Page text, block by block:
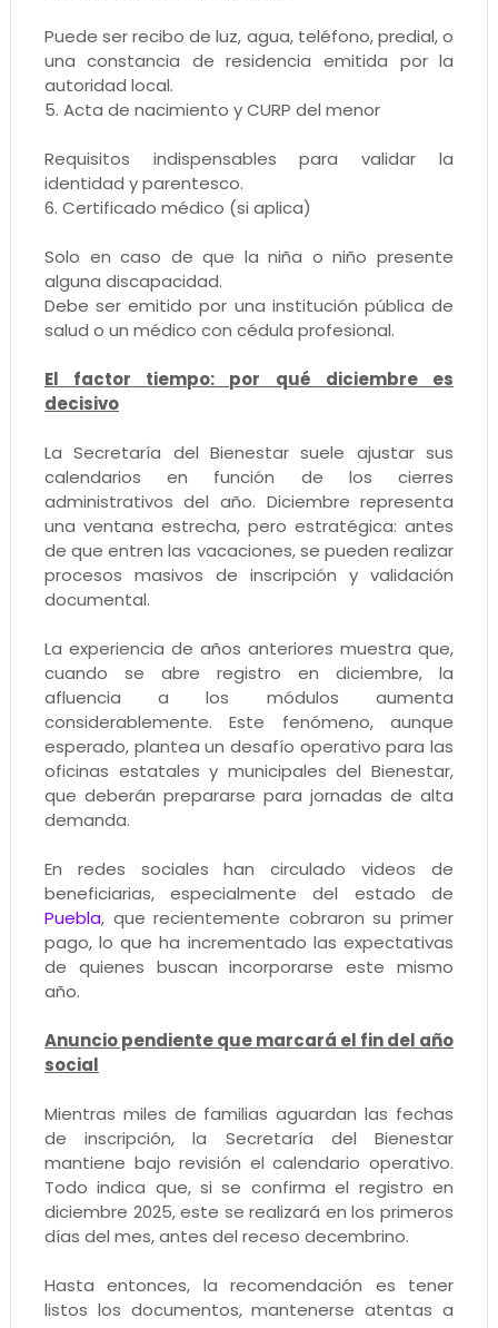
Puede ser recibo de luz, agua, teléfono, predial, o
una constancia de residencia emitida por la
autoridad local.
5. Acta de nacimiento y CURP del menor
Requisitos indispensables para validar la
identidad y parentesco.
6. Certificado médico (si aplica)
Solo en caso de que la niña o niño presente
alguna discapacidad.
Debe ser emitido por una institución pública de
salud o un médico con cédula profesional.
El factor tiempo: por qué diciembre es
decisivo
La Secretaría del Bienestar suele ajustar sus
calendarios en función de los cierres
administrativos del año. Diciembre representa
una ventana estrecha, pero estratégica: antes
de que entren las vacaciones, se pueden realizar
procesos masivos de inscripción y validación
documental.
La experiencia de años anteriores muestra que,
cuando se abre registro en diciembre, la
afluencia a los módulos aumenta
considerablemente. Este fenómeno, aunque
esperado, plantea un desafío operativo para las
oficinas estatales y municipales del Bienestar,
que deberán prepararse para jornadas de alta
demanda.
En redes sociales han circulado videos de
beneficiarias, especialmente del estado de
Puebla, que recientemente cobraron su primer
pago, lo que ha incrementado las expectativas
de quienes buscan incorporarse este mismo
año.
Anuncio pendiente que marcará el fin del año
social
Mientras miles de familias aguardan las fechas
de inscripción, la Secretaría del Bienestar
mantiene bajo revisión el calendario operativo.
Todo indica que, si se confirma el registro en
diciembre 2025, este se realizará en los primeros
días del mes, antes del receso decembrino.
Hasta entonces, la recomendación es tener
listos los documentos, mantenerse atentas a